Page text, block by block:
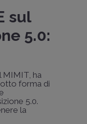
sul
5.0:
MIMIT, ha
forma di
5.0.
la